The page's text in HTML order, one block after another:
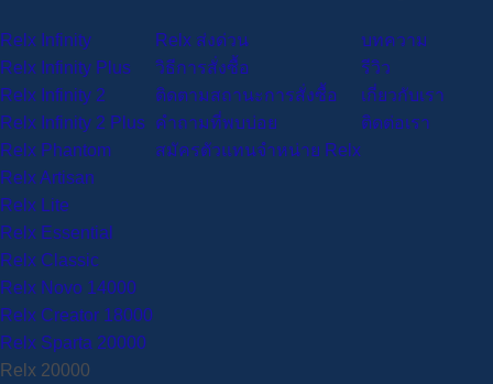
Relx Infinity
Relx Infinity Plus
Relx Infinity 2
Relx Infinity 2 Plus
Relx Phantom
Relx Artisan
Relx Lite
Relx Essential
Relx Classic
Relx Novo 14000
Relx Creator 18000
Relx Sparta 20000
Relx 20000
Relx ส่งด่วน
วิธีการสั่งซื้อ
ติดตามสถานะการสั่งซื้อ
คำถามที่พบบ่อย
สมัครตัวแทนจำหน่าย Relx
บทความ
รีวิว
เกี่ยวกับเรา
ติดต่อเรา